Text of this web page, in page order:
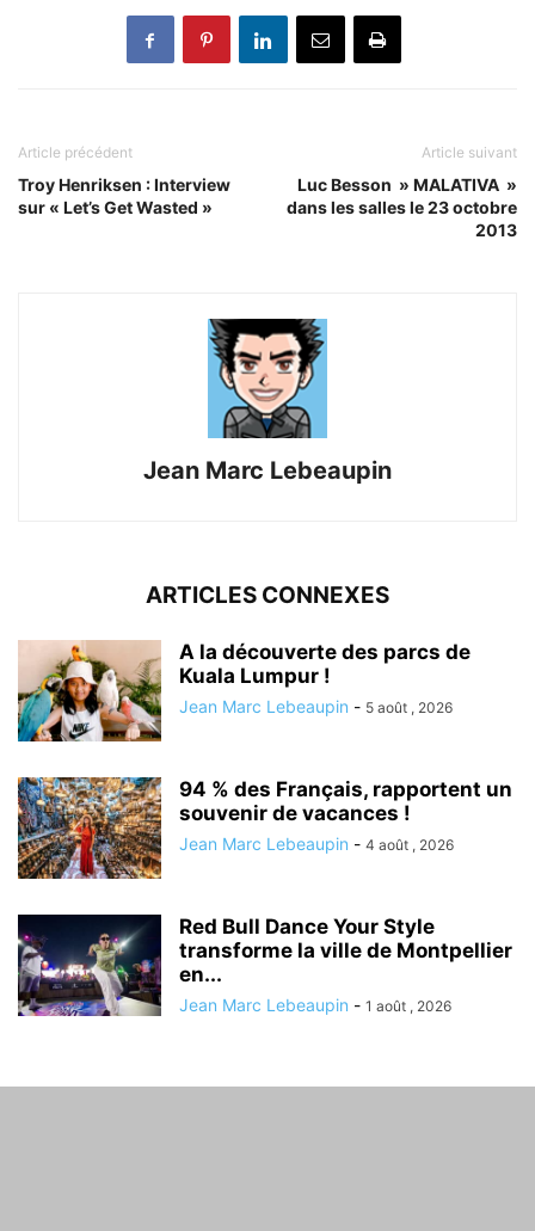
Article précédent
Troy Henriksen : Interview
sur « Let’s Get Wasted »
Article suivant
Luc Besson » MALATIVA »
dans les salles le 23 octobre
2013
Jean Marc Lebeaupin
ARTICLES CONNEXES
A la découverte des parcs de
Kuala Lumpur !
Jean Marc Lebeaupin - 5 août , 2026
94 % des Français, rapportent un
souvenir de vacances !
Jean Marc Lebeaupin - 4 août , 2026
Red Bull Dance Your Style
transforme la ville de Montpellier
en...
Jean Marc Lebeaupin - 1 août , 2026